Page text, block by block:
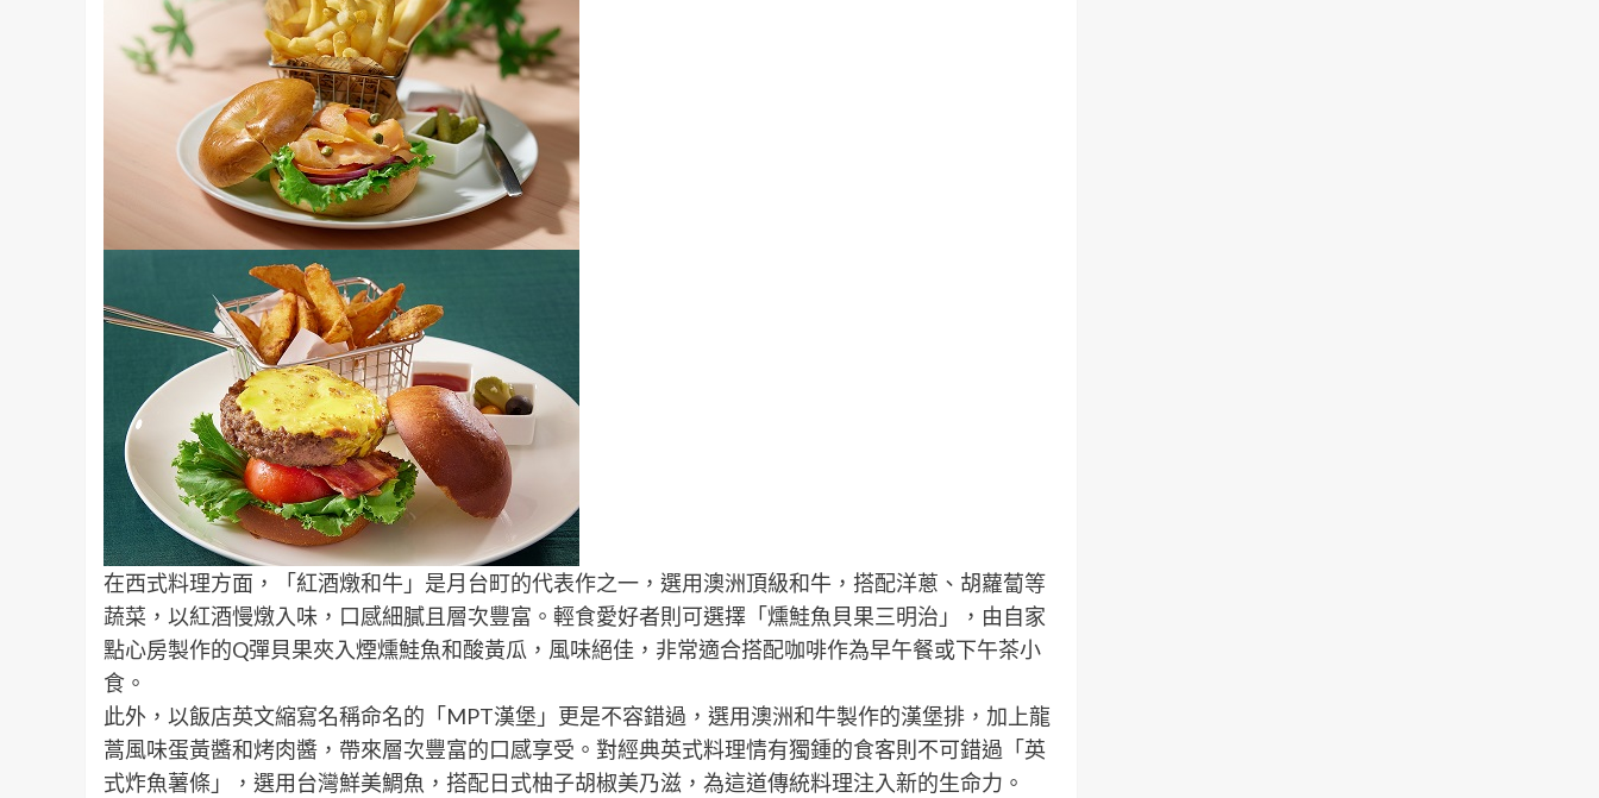
在西式料理方面，「紅酒燉和牛」是月台町的代表作之一，選用澳洲頂級和牛，搭配洋蔥、胡蘿蔔等
蔬菜，以紅酒慢燉入味，口感細膩且層次豐富。輕食愛好者則可選擇「燻鮭魚貝果三明治」，由自家
點心房製作的Q彈貝果夾入煙燻鮭魚和酸黃瓜，風味絕佳，非常適合搭配咖啡作為早午餐或下午茶小
食。
此外，以飯店英文縮寫名稱命名的「MPT漢堡」更是不容錯過，選用澳洲和牛製作的漢堡排，加上龍
蒿風味蛋黃醬和烤肉醬，帶來層次豐富的口感享受。對經典英式料理情有獨鍾的食客則不可錯過「英
式炸魚薯條」，選用台灣鮮美鯛魚，搭配日式柚子胡椒美乃滋，為這道傳統料理注入新的生命力。